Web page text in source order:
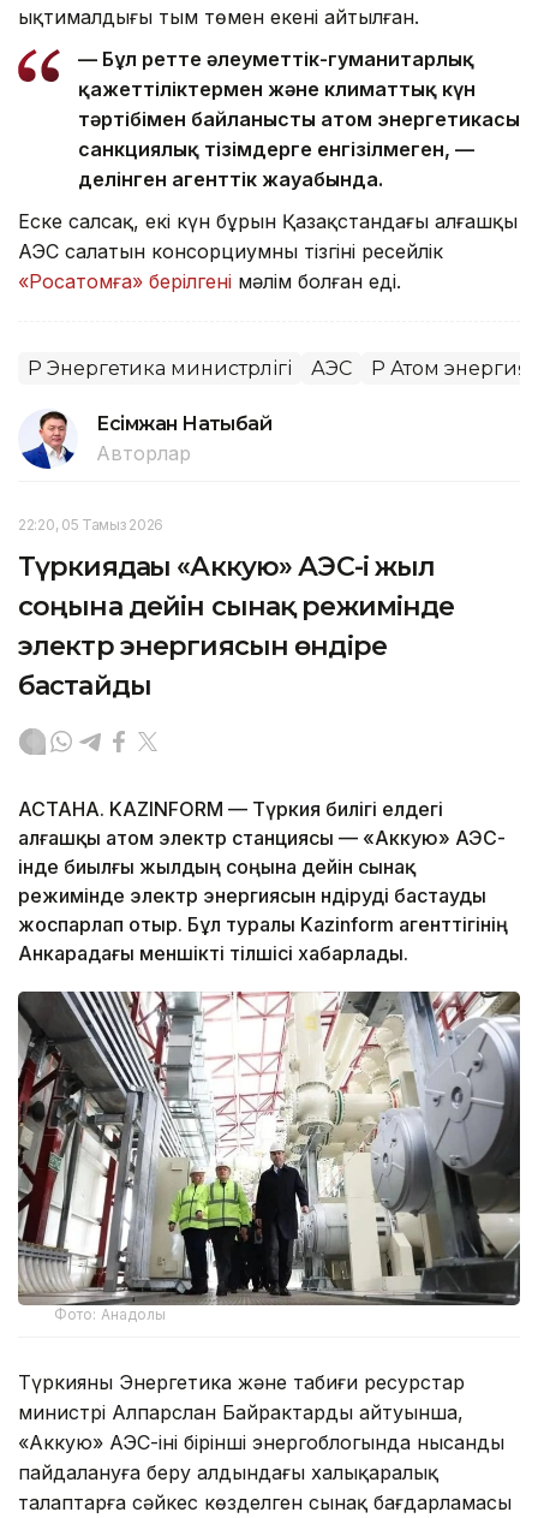
ықтималдығы тым төмен екені айтылған.
— Бұл ретте әлеуметтік-гуманитарлық
қажеттіліктермен және климаттық күн
тәртібімен байланысты атом энергетикасы
санкциялық тізімдерге енгізілмеген, —
делінген агенттік жауабында.
Еске салсақ, екі күн бұрын Қазақстандағы алғашқы
АЭС салатын консорциумның тізгіні ресейлік
«Росатомға» берілгені мәлім болған еді.
ҚР Энергетика министрлігі АЭС ҚР Атом
Есімжан Нақтыбай
Авторлар
22:20, 05 Тамыз 2026
Түркиядағы «Аккую» АЭС-і жыл
соңына дейін сынақ режимінде
электр энергиясын өндіре
бастайды
АСТАНА. KAZINFORM — Түркия билігі елдегі
алғашқы атом электр станциясы — «Аккую» АЭС-
інде биылғы жылдың соңына дейін сынақ
режимінде электр энергиясын өндіруді бастауды
жоспарлап отыр. Бұл туралы Kazinform агенттігінің
Анкарадағы меншікті тілшісі хабарлады.
Фото: Анадолы
Түркияның Энергетика және табиғи ресурстар
министрі Алпарслан Байрактардың айтуынша,
«Аккую» АЭС-інің бірінші энергоблогында нысанды
пайдалануға беру алдындағы халықаралық
талаптарға сәйкес көзделген сынақ бағдарламасы